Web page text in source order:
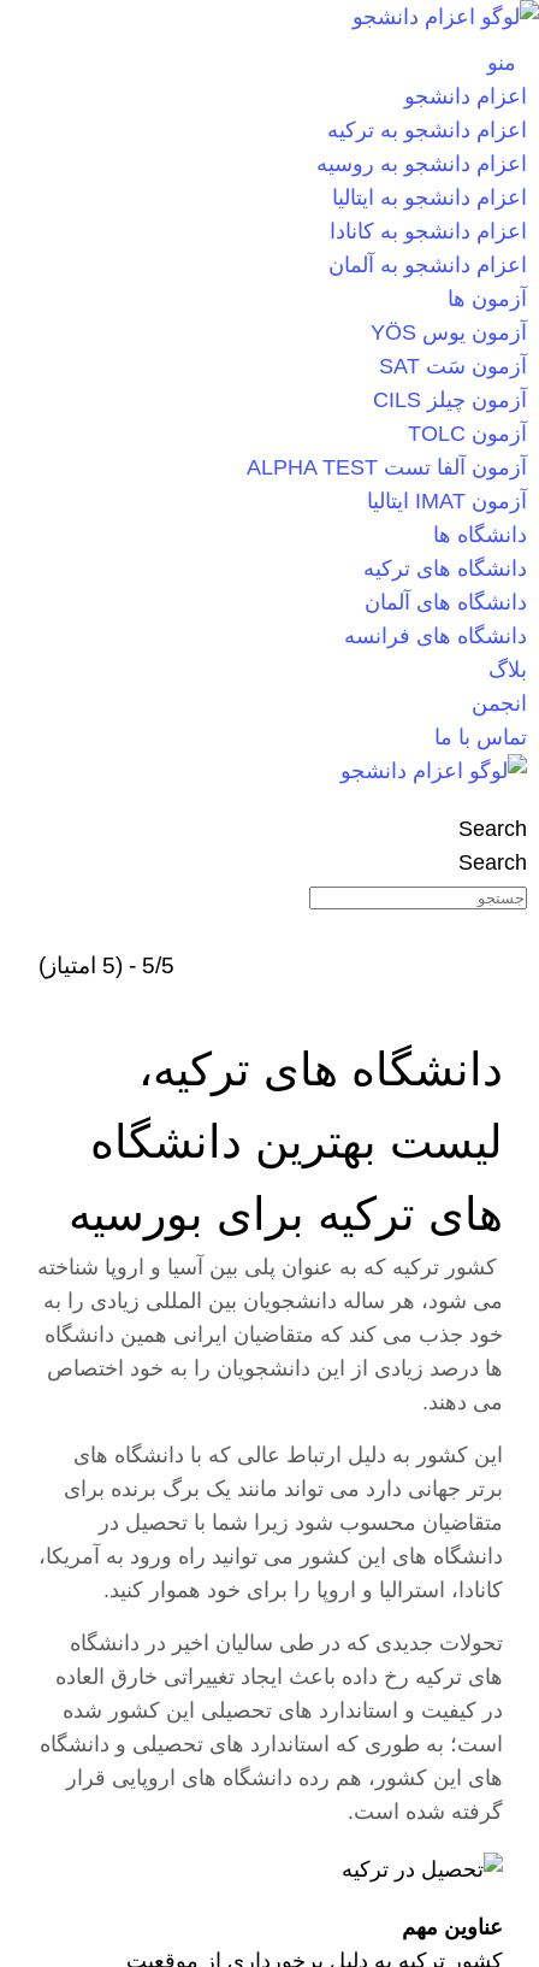
منو
اعزام دانشجو
اعزام دانشجو به ترکیه
اعزام دانشجو به روسیه
اعزام دانشجو به ایتالیا
اعزام دانشجو به کانادا
اعزام دانشجو به آلمان
آزمون ها
آزمون یوس YÖS
آزمون سَت SAT
آزمون چیلز CILS‌
آزمون TOLC
آزمون آلفا تست ALPHA TEST
آزمون IMAT ایتالیا
دانشگاه ها
دانشگاه های ترکیه
دانشگاه های آلمان
دانشگاه های فرانسه
بلاگ
انجمن
تماس با ما
Search
Search
5/5 - (5 امتیاز)
دانشگاه های ترکیه،
لیست بهترین دانشگاه
های ترکیه برای بورسیه
کشور ترکیه که به عنوان پلی بین آسیا و اروپا شناخته
می شود، هر ساله دانشجویان بین المللی زیادی را به
خود جذب می کند که متقاضیان ایرانی همین دانشگاه
ها درصد زیادی از این دانشجویان را به خود اختصاص
می دهند.
این کشور به دلیل ارتباط عالی که با دانشگاه های
برتر جهانی دارد می تواند مانند یک برگ برنده برای
متقاضیان محسوب شود زیرا شما با تحصیل در
دانشگاه های این کشور می توانید راه ورود به آمریکا،
کانادا، استرالیا و اروپا را برای خود هموار کنید.
تحولات جدیدی که در طی سالیان اخیر در دانشگاه
های ترکیه رخ داده باعث ایجاد تغییراتی خارق العاده
در کیفیت و استاندارد های تحصیلی این کشور شده
است؛ به طوری که استاندارد های تحصیلی و دانشگاه
های این کشور، هم رده دانشگاه های اروپایی قرار
گرفته شده است.
عناوین مهم
کشور ترکیه به دلیل برخورداری از موقعیت